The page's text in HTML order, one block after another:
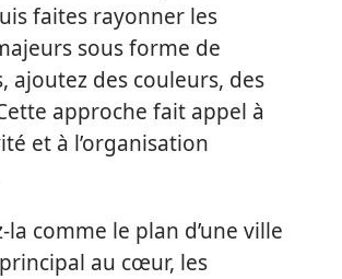
faites rayonner les
sous forme de
ajoutez des couleurs, des
approche fait appel à
et à l’organisation
la comme le plan d’une ville
au cœur, les